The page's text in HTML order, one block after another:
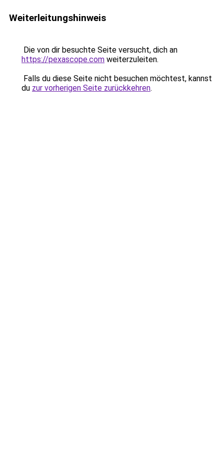
Weiterleitungshinweis
Die von dir besuchte Seite versucht, dich an
https://pexascope.com weiterzuleiten.
Falls du diese Seite nicht besuchen möchtest, kannst
du zur vorherigen Seite zurückkehren.